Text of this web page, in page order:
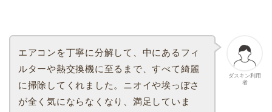
ダスキン利用
者
エアコンを丁寧に分解して、中にあるフィ
ルターや熱交換機に至るまで、すべて綺麗
に掃除してくれました。ニオイや埃っぽさ
が全く気にならなくなり、満足していま